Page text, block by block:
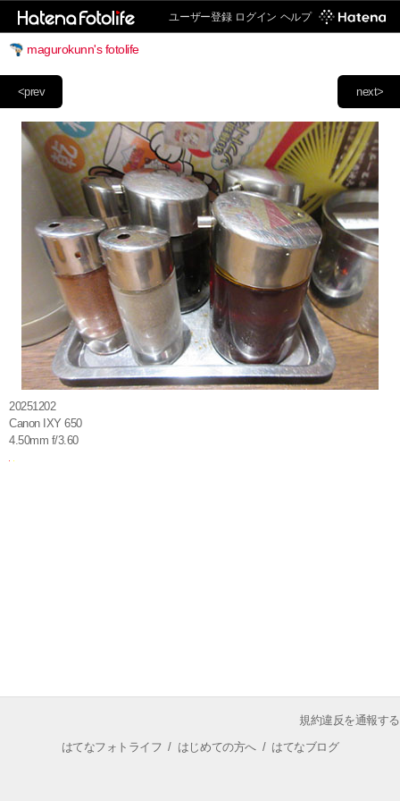
ユーザー登録 ログイン ヘルプ
magurokunn's fotolife
next>
<prev
20251202
Canon IXY 650
4.50mm f/3.60
規約違反を通報する
はてなフォトライフ / はじめての方へ/ はてなブログ